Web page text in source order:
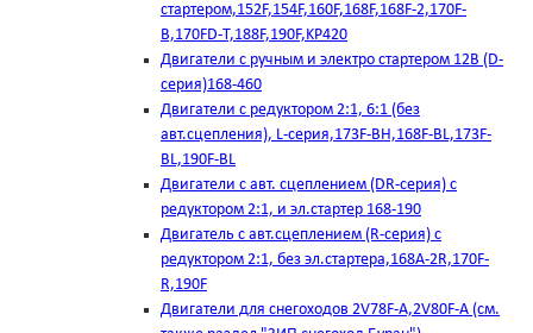
стартером,152F,154F,160F,168F,168F-2,170F-
B,170FD-T,188F,190F,KP420
Двигатели с ручным и электро стартером 12В (D-
серия)168-460
Двигатели с редуктором 2:1, 6:1 (без
авт.сцепления), L-серия,173F-BH,168F-BL,173F-
BL,190F-BL
Двигатели с авт. сцеплением (DR-серия) с
редуктором 2:1, и эл.стартер 168-190
Двигатель с авт.сцеплением (R-серия) с
редуктором 2:1, без эл.стартера,168А-2R,170F-
R,190F
Двигатели для снегоходов 2V78F-A,2V80F-A (см.